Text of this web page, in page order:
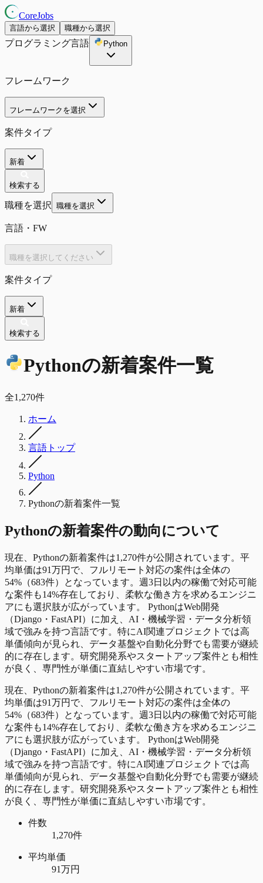
CoreJobs
言語から選択 職種から選択
プログラミング言語 Python
フレームワーク
フレームワークを選択
案件タイプ
新着
検索する
職種を選択 職種を選択
言語・FW
職種を選択してください
案件タイプ
新着
検索する
Pythonの新着案件一覧
全1,270件
ホーム
言語トップ
Python
Pythonの新着案件一覧
Pythonの新着案件の動向について
現在、Pythonの新着案件は1,270件が公開されています。平
均単価は91万円で、フルリモート対応の案件は全体の
54%（683件）となっています。週3日以内の稼働で対応可能
な案件も14%存在しており、柔軟な働き方を求めるエンジニ
アにも選択肢が広がっています。 PythonはWeb開発
（Django・FastAPI）に加え、AI・機械学習・データ分析領
域で強みを持つ言語です。特にAI関連プロジェクトでは高
単価傾向が見られ、データ基盤や自動化分野でも需要が継続
的に存在します。研究開発系やスタートアップ案件とも相性
が良く、専門性が単価に直結しやすい市場です。
現在、Pythonの新着案件は1,270件が公開されています。平
均単価は91万円で、フルリモート対応の案件は全体の
54%（683件）となっています。週3日以内の稼働で対応可能
な案件も14%存在しており、柔軟な働き方を求めるエンジニ
アにも選択肢が広がっています。 PythonはWeb開発
（Django・FastAPI）に加え、AI・機械学習・データ分析領
域で強みを持つ言語です。特にAI関連プロジェクトでは高
単価傾向が見られ、データ基盤や自動化分野でも需要が継続
的に存在します。研究開発系やスタートアップ案件とも相性
が良く、専門性が単価に直結しやすい市場です。
件数
1,270件
平均単価
91万円